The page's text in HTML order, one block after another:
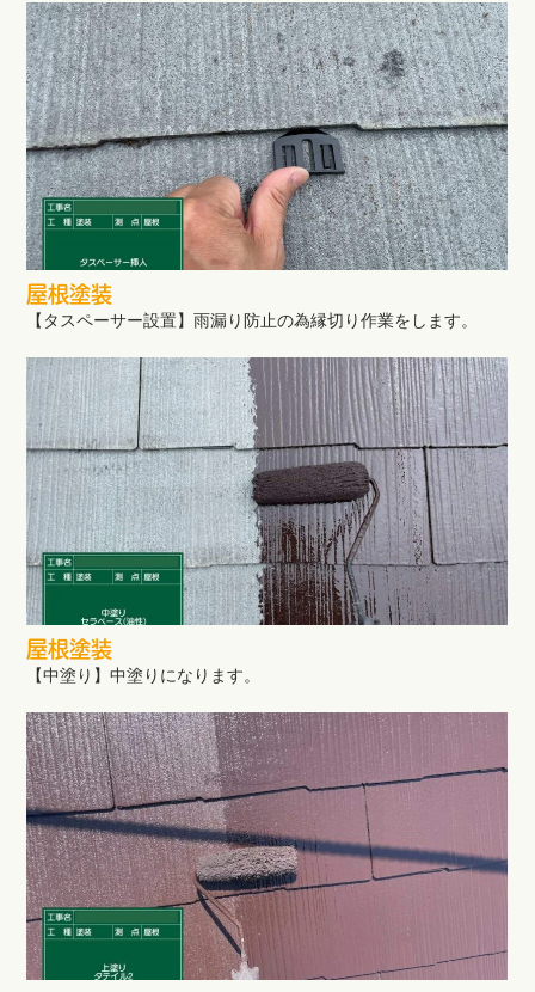
屋根塗装
【タスペーサー設置】雨漏り防止の為縁切り作業をします。
屋根塗装
【中塗り】中塗りになります。